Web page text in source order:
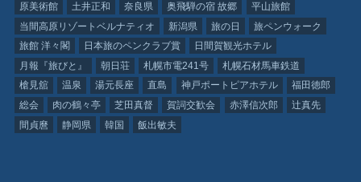
原美術館
土井正和 奈良県 奥飛騨の宿 故郷
平山旅館
当間高原リゾートベルナティオ
新潟県 旅の日
旅ペンウォーク
旅館 洋々閣
日本旅のペンクラブ賞
日間賀観光ホテル
月報『旅びと』
朝日荘 札幌市電241号
札幌石材馬車鉄道
槍見舘
温泉 湯元長座 直島 神戸ポートピアホテル
福田徳郎
総会
肉の鶴々亭 芝田真督 賀詞交歓会 赤澤信次郎
辻真先
間貞麿
静岡県 韓国 飯出敏夫